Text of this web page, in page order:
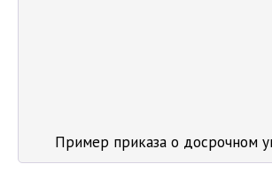
Пример приказа о досрочном